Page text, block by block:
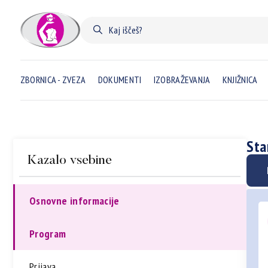
ZBORNICA - ZVEZA DOKUMENTI IZOBRAŽEVANJA KNJIŽNICA
Kazalo vsebine
Osnovne informacije
Program